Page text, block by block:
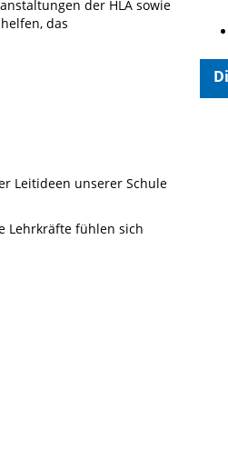
der HLA sowie
das
Leitideen unserer Schule
Lehrkräfte fühlen sich